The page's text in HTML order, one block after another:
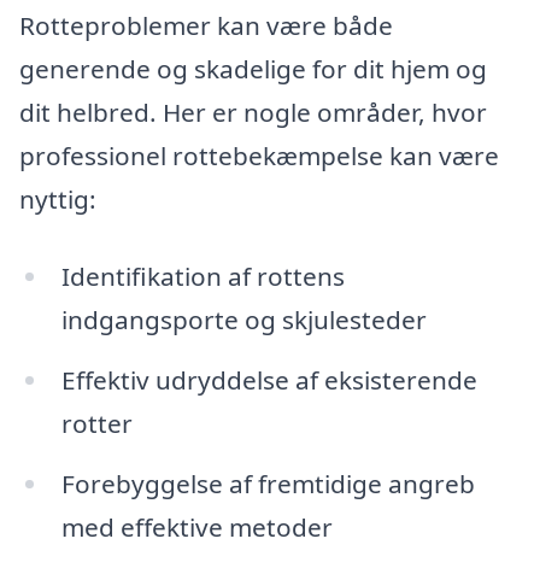
Rotteproblemer kan være både
generende og skadelige for dit hjem og
dit helbred. Her er nogle områder, hvor
professionel rottebekæmpelse kan være
nyttig:
Identifikation af rottens
indgangsporte og skjulesteder
Effektiv udryddelse af eksisterende
rotter
Forebyggelse af fremtidige angreb
med effektive metoder